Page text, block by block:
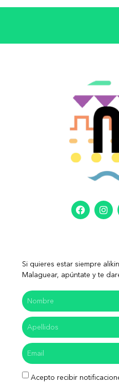
Si quieres estar siempre
Malaguear, apúntate y te
Acepto recibir